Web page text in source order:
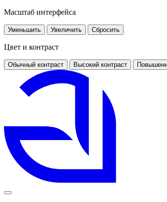
Масштаб интерфейса
Уменьшить Увеличить Сбросить
Цвет и контраст
Обычный контраст Высокий контраст